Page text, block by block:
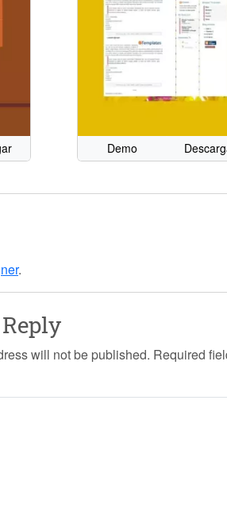
Demo
.
will not be published. Required